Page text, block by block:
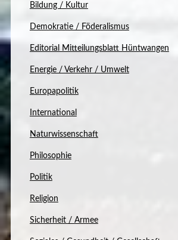
Bildung / Kultur
Demokratie / Föderalismus
Editorial Mitteilungsblatt Hüntwangen
Energie / Verkehr / Umwelt
Europapolitik
International
Naturwissenschaft
Philosophie
Politik
Religion
Sicherheit / Armee